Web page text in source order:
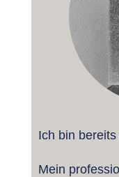
Ich bin
Mein